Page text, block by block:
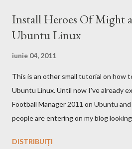
care face acest lucru. Ramane la
cautare sa folositi!
Install Heroes Of Might
Ubuntu Linux
iunie 04, 2011
This is an other small tutorial on how
Ubuntu Linux. Until now I've already
Football Manager 2011 on Ubuntu
people are entering on my blog
the story and the game play is calling
DISTRIBUIȚI